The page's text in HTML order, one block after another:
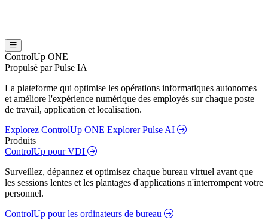
ControlUp ONE
Propulsé par Pulse IA
La plateforme qui optimise les opérations informatiques autonomes
et améliore l'expérience numérique des employés sur chaque poste
de travail, application et localisation.
Explorez ControlUp ONE Explorer Pulse AI
Produits
ControlUp pour VDI
Surveillez, dépannez et optimisez chaque bureau virtuel avant que
les sessions lentes et les plantages d'applications n'interrompent votre
personnel.
ControlUp pour les ordinateurs de bureau